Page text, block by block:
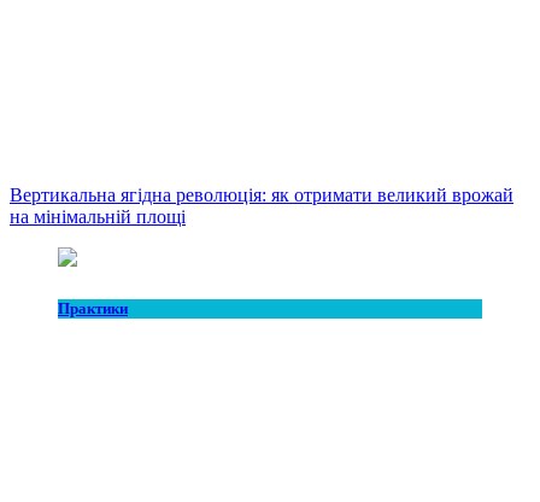
Вертикальна ягідна революція: як отримати великий врожай
на мінімальній площі
Практики